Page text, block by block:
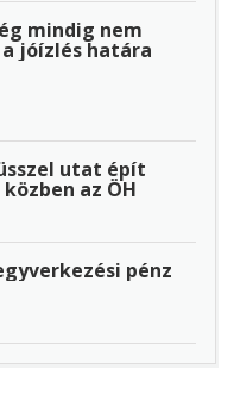
mindig nem
jóízlés határa
utat épít
az ÖH
pénz